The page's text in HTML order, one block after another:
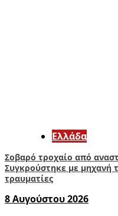
Ελλάδα
Σοβαρό τροχαίο από
Συγκρούστηκε με μηχανή
τραυματίες
8 Αυγούστου 2026